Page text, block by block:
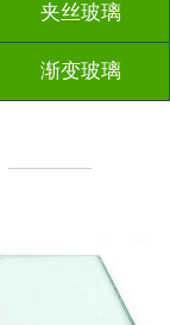
夹丝玻璃
渐变玻璃